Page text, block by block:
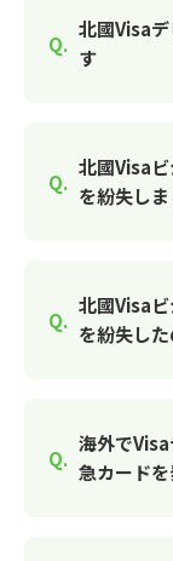
北國Visa
す
北國Visa
を紛失し
北國Visa
を紛失し
海外で
急カード